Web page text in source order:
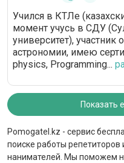
Учился в КТЛе
момент учусь в СДУ
университет),
астрономии, имею
physics, Programming...
Показать
Pomogatel.kz - сервис
поиске работы репетиторов
нанимателей. Мы поможем